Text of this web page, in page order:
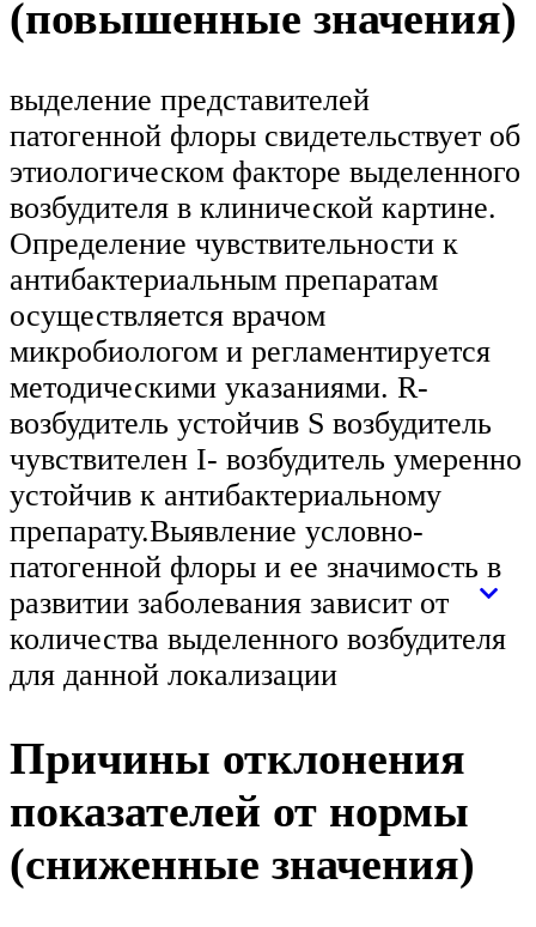
(повышенные значения)
выделение представителей
патогенной флоры свидетельствует об
этиологическом факторе выделенного
возбудителя в клинической картине.
Определение чувствительности к
антибактериальным препаратам
осуществляется врачом
микробиологом и регламентируется
методическими указаниями. R-
возбудитель устойчив S возбудитель
чувствителен I- возбудитель умеренно
устойчив к антибактериальному
препарату.Выявление условно-
патогенной флоры и ее значимость в
развитии заболевания зависит от
количества выделенного возбудителя
для данной локализации
Причины отклонения
показателей от нормы
(сниженные значения)